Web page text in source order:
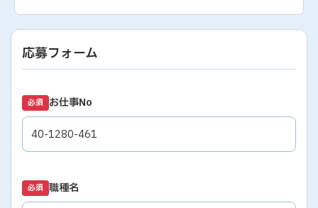
応募フォーム
必須 お仕事No
必須 職種名